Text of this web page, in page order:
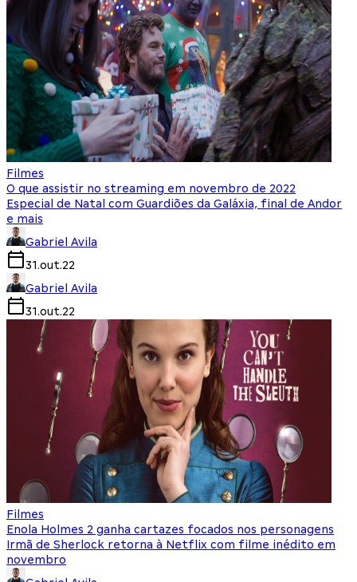
Filmes
O que assistir no streaming em novembro de 2022
Especial de Natal com Guardiões da Galáxia, final de Andor
e mais
Gabriel Avila
31.out.22
Gabriel Avila
31.out.22
Filmes
Enola Holmes 2 ganha cartazes focados nos personagens
Irmã de Sherlock retorna à Netflix com filme inédito em
novembro